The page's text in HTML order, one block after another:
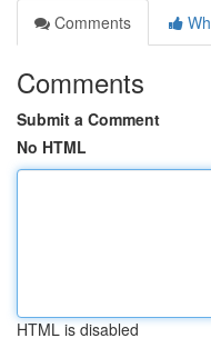
Comments
Comments
Submit a Comment
No HTML
HTML is disabled